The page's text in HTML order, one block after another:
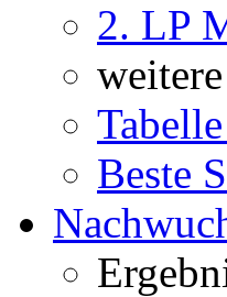
2. LP
Beste